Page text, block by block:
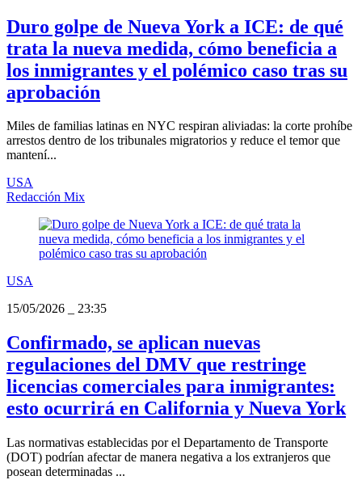
Duro golpe de Nueva York a ICE: de qué
trata la nueva medida, cómo beneficia a
los inmigrantes y el polémico caso tras su
aprobación
Miles de familias latinas en NYC respiran aliviadas: la corte prohíbe
arrestos dentro de los tribunales migratorios y reduce el temor que
mantení...
USA
Redacción Mix
USA
15/05/2026
23:35
Confirmado, se aplican nuevas
regulaciones del DMV que restringe
licencias comerciales para inmigrantes:
esto ocurrirá en California y Nueva York
Las normativas establecidas por el Departamento de Transporte
(DOT) podrían afectar de manera negativa a los extranjeros que
posean determinadas ...